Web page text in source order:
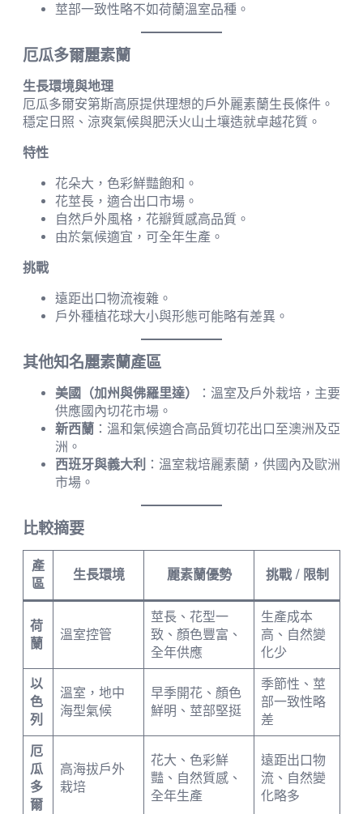
莖部一致性略不如荷蘭溫室品種。
厄瓜多爾麗素蘭
生長環境與地理
厄瓜多爾安第斯高原提供理想的戶外麗素蘭生長條件。
穩定日照、涼爽氣候與肥沃火山土壤造就卓越花質。
特性
花朵大，色彩鮮豔飽和。
花莖長，適合出口市場。
自然戶外風格，花瓣質感高品質。
由於氣候適宜，可全年生產。
挑戰
遠距出口物流複雜。
戶外種植花球大小與形態可能略有差異。
其他知名麗素蘭產區
美國（加州與佛羅里達）
：溫室及戶外栽培，主要
供應國內切花市場。
新西蘭 ：溫和氣候適合高品質切花出口至澳洲及亞
洲。
西班牙與義大利 ：溫室栽培麗素蘭，供國內及歐洲
市場。
比較摘要
產
區
生長環境 麗素蘭優勢 挑戰 / 限制
荷
蘭
溫室控管
莖長、花型一
致、顏色豐富、
全年供應
生產成本
高、自然變
化少
以
色
列
溫室，地中
海型氣候
早季開花、顏色
鮮明、莖部堅挺
季節性、莖
部一致性略
差
厄
瓜
多
爾
高海拔戶外
栽培
花大、色彩鮮
豔、自然質感、
全年生產
遠距出口物
流、自然變
化略多